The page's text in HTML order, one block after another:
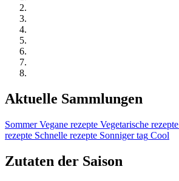
Aktuelle Sammlungen
Sommer Vegane rezepte Vegetarische rezepte
rezepte Schnelle rezepte Sonniger tag Cool
Zutaten der Saison